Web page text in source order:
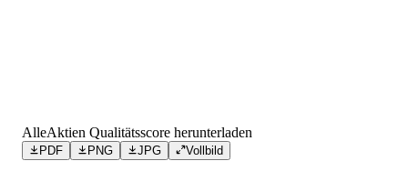
AlleAktien Qualitätsscore herunterladen
PDF PNG JPG Vollbild